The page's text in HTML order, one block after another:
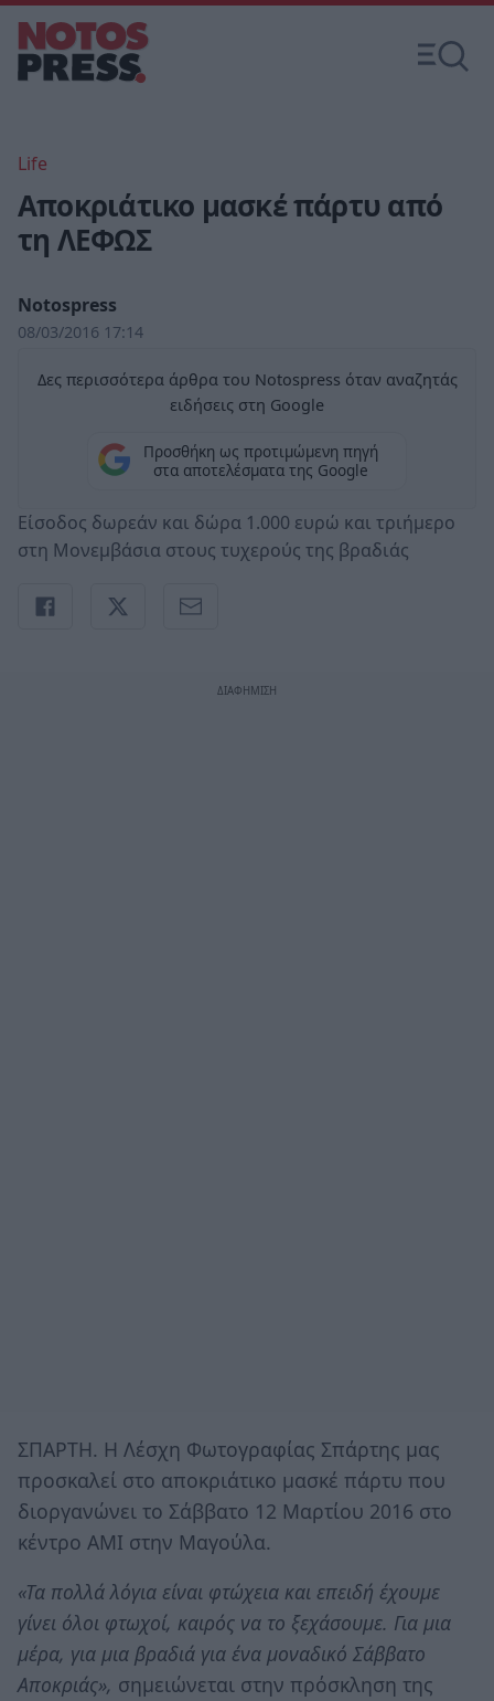
Life
Αποκριάτικο μασκέ πάρτυ από
τη ΛΕΦΩΣ
Notospress
08/03/2016 17:14
Δες περισσότερα άρθρα του Notospress όταν αναζητάς
ειδήσεις στη Google
Προσθήκη ως προτιμώμενη πηγή
στα αποτελέσματα της Google
Είσοδος δωρεάν και δώρα 1.000 ευρώ και τριήμερο
στη Μονεμβάσια στους τυχερούς της βραδιάς
ΣΠΑΡΤΗ. Η Λέσχη Φωτογραφίας Σπάρτης μας
προσκαλεί στο αποκριάτικο μασκέ πάρτυ που
διοργανώνει το Σάββατο 12 Μαρτίου 2016 στο
κέντρο ΑΜΙ στην Μαγούλα.
«Τα πολλά λόγια είναι φτώχεια και επειδή έχουμε
γίνει όλοι φτωχοί, καιρός να το ξεχάσουμε. Για μια
μέρα, για μια βραδιά για ένα μοναδικό Σάββατο
Αποκριάς», σημειώνεται στην πρόσκληση της